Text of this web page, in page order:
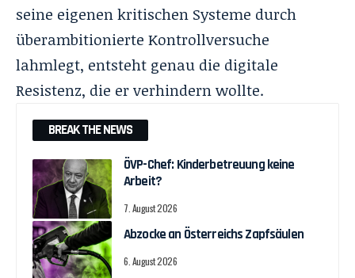
seine eigenen kritischen Systeme durch
überambitionierte Kontrollversuche
lahmlegt, entsteht genau die digitale
Resistenz, die er verhindern wollte.
BREAK THE NEWS
ÖVP-Chef: Kinderbetreuung keine
Arbeit?
7. August 2026
Abzocke an Österreichs Zapfsäulen
6. August 2026